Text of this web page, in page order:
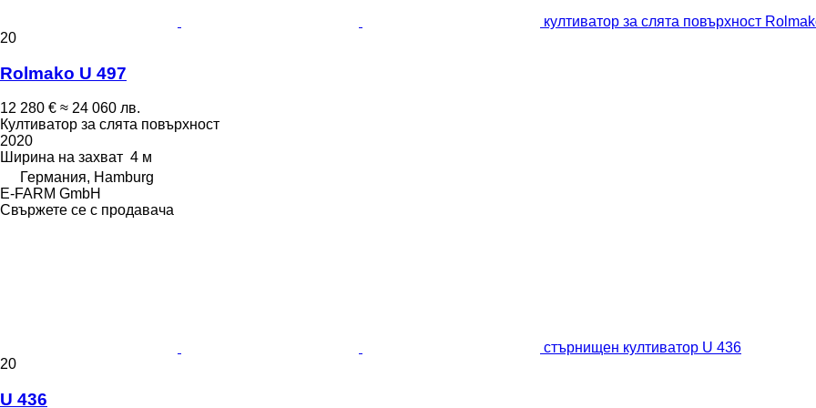
култиватор за слята повърхност
20
Rolmako U 497
12 280 € ≈ 24 060 лв.
Култиватор за слята повърхност
2020
Ширина на захват 4 м
Германия, Hamburg
E-FARM GmbH
Свържете се с продавача
стърнищен култиватор U 436
20
U 436